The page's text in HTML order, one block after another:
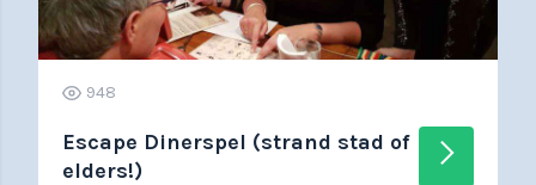
948
Escape Dinerspel (strand stad of
elders!)
arrow_forward_ios